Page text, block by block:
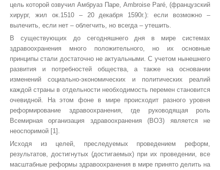
цель которой озвучил Амбруаз Паре, Ambroise Paré, (французский
хирург, жил ок.1510 – 20 декабря 1590г.): если возможно –
вылечить, если нет – облегчить, но всегда – утешить.
В существующих до сегодняшнего дня в мире системах
здравоохранения много положительного, но их основные
принципы стали достаточно не актуальными. С учетом нынешнего
развития и потребностей общества, а также на основании
изменений социально-экономических и политических реалий
каждой страны в отдельности необходимость перемен становится
очевидной. На этом фоне в мире происходит разного уровня
реформирование здравоохранения, где руководящая роль
Всемирная организация здравоохранения (ВОЗ) является не
неоспоримой [1]
Исходя из целей, преследуемых проведением реформ,
результатов, достигнутых (достигаемых) при их проведении, все
масштабные реформы здравоохранения в мире принято делить на